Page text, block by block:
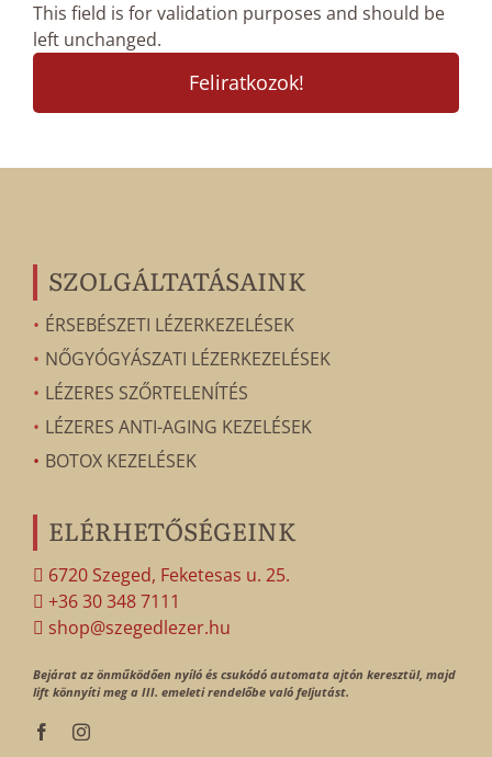
This field is for validation purposes and should be
left unchanged.
SZOLGÁLTATÁSAINK
ÉRSEBÉSZETI LÉZERKEZELÉSEK
NŐGYÓGYÁSZATI LÉZERKEZELÉSEK
LÉZERES SZŐRTELENÍTÉS
LÉZERES ANTI-AGING KEZELÉSEK
BOTOX KEZELÉSEK
ELÉRHETŐSÉGEINK
6720 Szeged, Feketesas u. 25.
+36 30 348 7111
shop@szegedlezer.hu
Bejárat az önműködően nyíló és csukódó automata ajtón keresztül, majd
lift könnyíti meg a III. emeleti rendelőbe való feljutást.